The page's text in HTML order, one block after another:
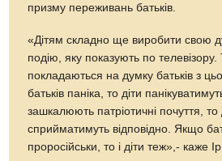
призму переживань батьків.
«Дітям складно ще виробити свою
подію, яку показують по
покладаються на думку батьків з
батьків паніка, то діти
зашкалюють патріотичні почуття, то
сприйматимуть відповідно. Якщо
проросійськи, то і діти теж»,- каже